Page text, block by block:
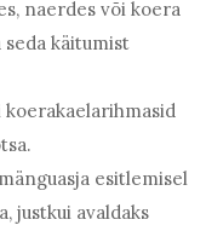
naerdes või koera
käitumist
koerakaelarihmasid
esitlemisel
justkui avaldaks